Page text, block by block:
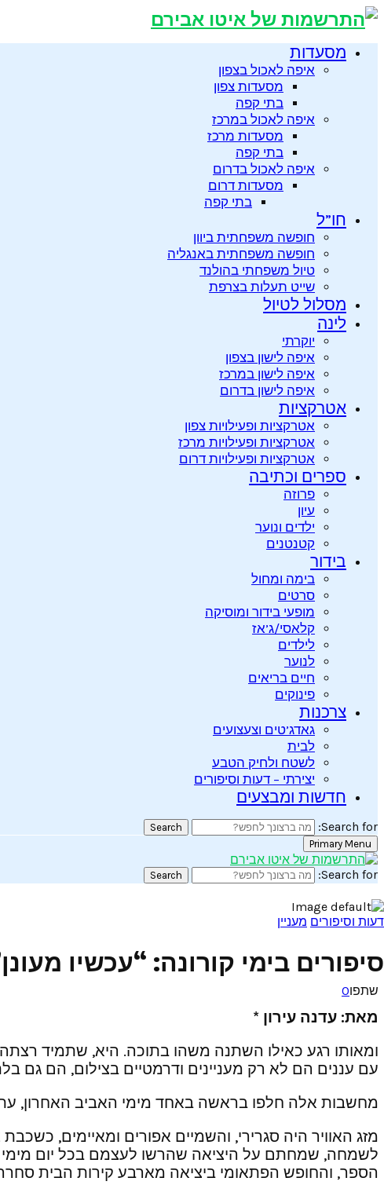
מסעדות
איפה לאכול בצפון
מסעדות צפון
בתי קפה
איפה לאכול במרכז
מסעדות מרכז
בתי קפה
איפה לאכול בדרום
מסעדות דרום
בתי קפה
חו”ל
חופשה משפחתית ביוון
חופשה משפחתית באנגליה
טיול משפחתי בהולנד
שייט תעלות בצרפת
מסלול לטיול
לינה
יוקרתי
איפה לישון בצפון
איפה לישון במרכז
איפה לישון בדרום
אטרקציות
אטרקציות ופעילויות צפון
אטרקציות ופעילויות מרכז
אטרקציות ופעילויות דרום
ספרים וכתיבה
פרוזה
עיון
ילדים ונוער
קטנטנים
בידור
בימה ומחול
סרטים
מופעי בידור ומוסיקה
קלאסי/ג’אז
לילדים
לנוער
חיים בריאים
פינוקים
צרכנות
גאדג’טים וצעצועים
לבית
לשטח ולחיק הטבע
יצירתי – דעות וסיפורים
חדשות ומבצעים
Search for:
Search
Primary Menu
Search for:
Search
דעות וסיפורים מעניין
סיפורים בימי קורונה: “עכשיו
שתפו0
מאת: עדנה עירון *
ומאותו רגע כאילו השתנה משהו בתוכה. היא, שתמיד רצתה
עם עננים הם לא רק מעניינים ודרמטיים בצילום, הם גם
מחשבות אלה חלפו בראשה באחד מימי האביב האחרון,
מזג האוויר היה סגרירי, והשמיים אפורים ומאיימים,
לשמחה, שמחתם על היציאה שהרשו לעצמם בכל יום מימי
הספר, והחופש הפתאומי ביציאה מארבע קירות הבית